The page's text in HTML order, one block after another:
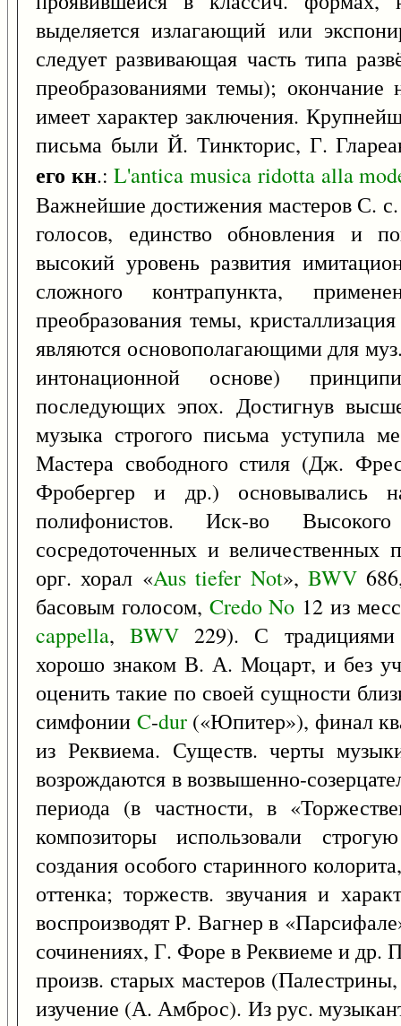
выделяется излагающий или
следует развивающая часть типа
преобразованиями темы);
имеет характер заключения.
письма были Й. Тинкторис, Г.
его кн.:L'antica musica ridotta alla
Важнейшие достижения мастеров С.
голосов, единство обновления и
высокий уровень развития
сложного контрапункта,
преобразования темы,
являются основополагающими для
интонационной основе)
последующих эпох. Достигнув
музыка строгого письма уступила
Мастера свободного стиля (Дж.
Фробергер и др.) основывались
полифонистов. Иск-во
сосредоточенных и
орг. хорал «Aus tiefer Not»,BWV
басовым голосом, Credo No 12 из
cappella,BWV 229). С традициями
хорошо знаком В. А. Моцарт, и без
оценить такие по своей сущности
симфонии C-dur(«Юпитер»), финал
из Реквиема. Существ. черты
возрождаются в возвышенно-
периода (в частности, в
композиторы использовали
создания особого старинного
оттенка; торжеств. звучания и
воспроизводят Р. Вагнер в
сочинениях, Г. Форе в Реквиеме и др.
произв. старых мастеров
изучение (А. Амброс). Из рус.